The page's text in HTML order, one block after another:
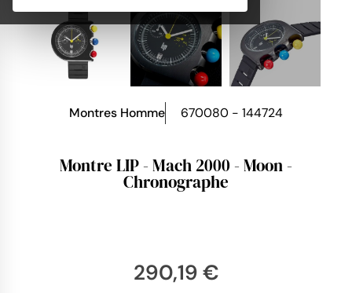
Montres Homme 670080 - 144724
Montre LIP - Mach 2000 - Moon -
Chronographe
290,19 €